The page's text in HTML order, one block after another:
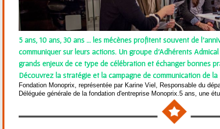
5 ans, 10 ans, 30 ans ... les mécènes profitent souvent de
communiquer sur leurs actions. Un groupe d'Adhérents
grands enjeux de ce type de célébration et échanger bonnes
Découvrez la stratégie et la campagne de communication de
Fondation Monoprix, représentée par Karine Viel, Responsable du
Déléguée générale de la fondation d'entreprise Monoprix.5 ans, une